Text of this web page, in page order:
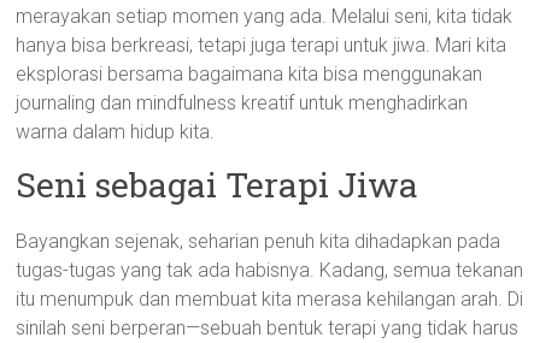
merayakan setiap momen yang ada. Melalui seni, kita tidak
hanya bisa berkreasi, tetapi juga terapi untuk jiwa. Mari kita
eksplorasi bersama bagaimana kita bisa menggunakan
journaling dan mindfulness kreatif untuk menghadirkan
warna dalam hidup kita.
Seni sebagai Terapi Jiwa
Bayangkan sejenak, seharian penuh kita dihadapkan pada
tugas-tugas yang tak ada habisnya. Kadang, semua tekanan
itu menumpuk dan membuat kita merasa kehilangan arah. Di
sinilah seni berperan—sebuah bentuk terapi yang tidak harus